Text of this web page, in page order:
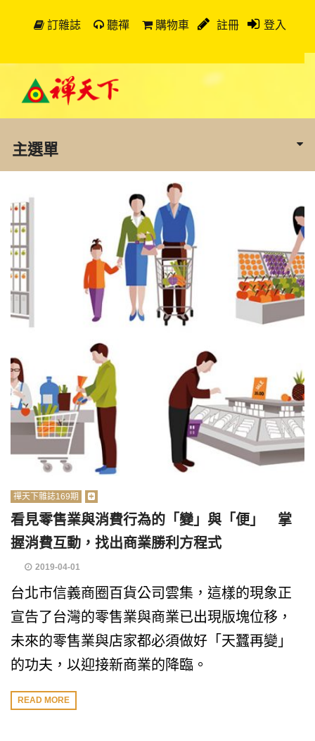
訂雜誌 聽禪 購物車 註冊 登入
主選單
禪天下雜誌169期
看見零售業與消費行為的「變」與「便」 掌
握消費互動，找出商業勝利方程式
2019-04-01
台北市信義商圈百貨公司雲集，這樣的現象正
宣告了台灣的零售業與商業已出現版塊位移，
未來的零售業與店家都必須做好「天蠶再變」
的功夫，以迎接新商業的降臨。
READ MORE